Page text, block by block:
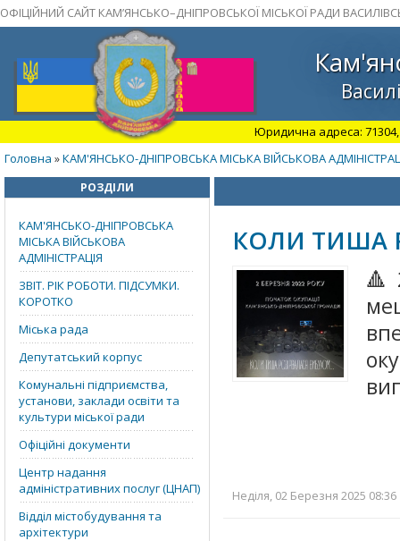
ОФІЦІЙНИЙ САЙТ КАМ’ЯНСЬКО–ДНІПРОВСЬКОЇ МІСЬКОЇ РАДИ
Юридична адреса: 71304,
Головна »КАМ'ЯНСЬКО-ДНІПРОВСЬКА МІСЬКА ВІЙСЬКОВА
РОЗДІЛИ
КАМ'ЯНСЬКО-ДНІПРОВСЬКА
МІСЬКА ВІЙСЬКОВА
АДМІНІСТРАЦІЯ
ЗВІТ. РІК РОБОТИ. ПІДСУМКИ.
КОРОТКО
Міська рада
Депутатський корпус
Комунальні підприємства,
установи, заклади освіти та
культури міської ради
Офіційні документи
Центр надання
адміністративних послуг (ЦНАП)
Відділ містобудування та
архітектури
КОЛИ ТИША
Неділя, 02 Березня 2025